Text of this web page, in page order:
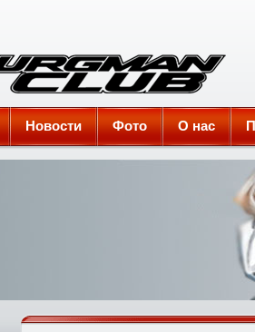
Новости Фото О нас